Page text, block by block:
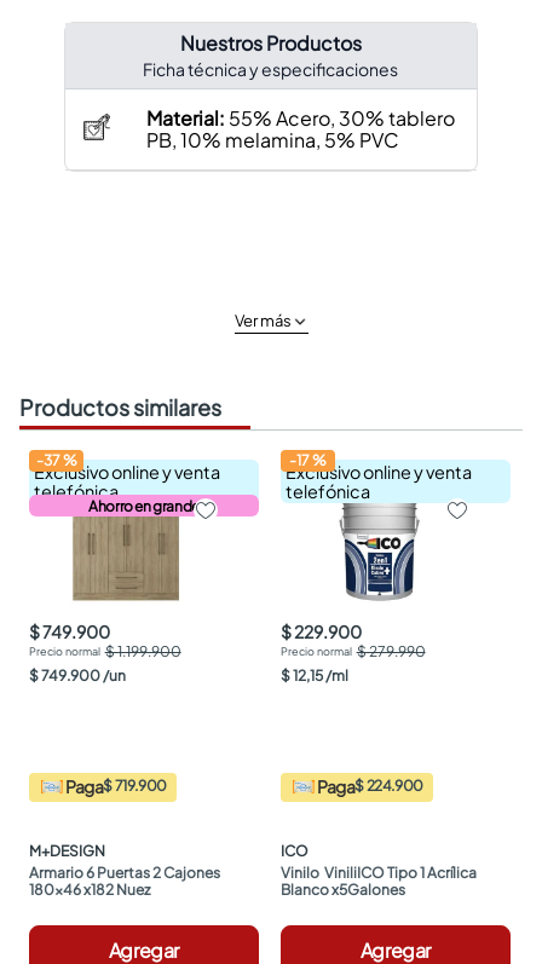
Nuestros Productos
Ficha técnica y especificaciones
Material: 55% Acero, 30% tablero
PB, 10% melamina, 5% PVC
Ver más
Productos similares
Exclusivo online y venta
telefónica
Ahorro en grande
-37%
$ 749.900
$ 1.199.900
$749.900/un
Paga$ 719.900
M+DESIGN
Armario 6 Puertas 2 Cajones
180x46 x182 Nuez
Agregar
Exclusivo online y venta
telefónica
-17%
$ 229.900
$ 279.990
$12,15/ml
Paga$ 224.900
ICO
Vinilo  ViniliICO Tipo 1 Acrílica
Blanco x5Galones
Agregar